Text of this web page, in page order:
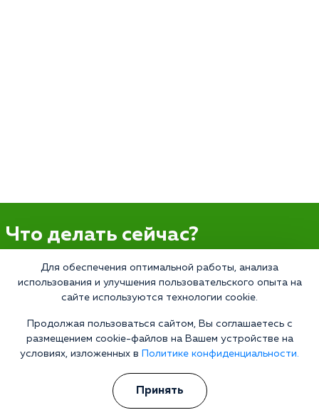
Что делать сейчас?
Мы знаем всю глубину проблемы и знаем, как Вам помочь.
Консультанты программы сами в прошлом преодолели
зависимость и знают изнутри все стороны болезни.
консультацию бесплатно и анонимно.
Получить консультацию
Для обеспечения оптимальной работы, анализа
использования и улучшения пользовательского опыта на
сайте используются технологии cookie.
Продолжая пользоваться сайтом, Вы соглашаетесь с
размещением cookie-файлов на Вашем устройстве на
условиях, изложенных в
Политике конфиденциальности.
Принять